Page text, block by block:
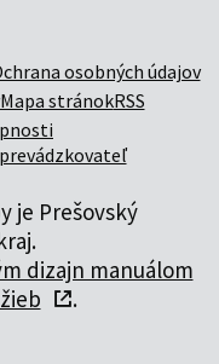
osobných údajov
Mapa stránokRSS
je Prešovský
dizajn manuálom
.